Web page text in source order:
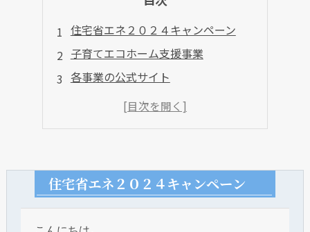
住宅省エネ２０２４キャンペーン
子育てエコホーム支援事業
各事業の公式サイト
住宅省エネ２０２４キャンペーン